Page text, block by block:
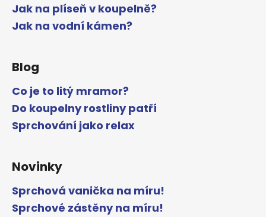
Jak na plíseň v koupelně?
Jak na vodní kámen?
Blog
Co je to litý mramor?
Do koupelny rostliny patří
Sprchování jako relax
Novinky
Sprchová vanička na míru!
Sprchové zástěny na míru!